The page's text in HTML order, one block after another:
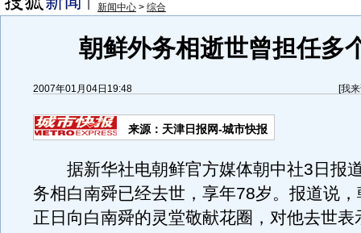
新闻中心 > 综合
朝鲜外务相逝世曾担任多
2007年01月04日19:48 [我
来源：天津日报网-城市快报
据新华社电朝鲜官方媒体朝中社3日报
务相白南舜已经去世，享年78岁。报道说
正日向白南舜的灵堂敬献花圈，对他去世表